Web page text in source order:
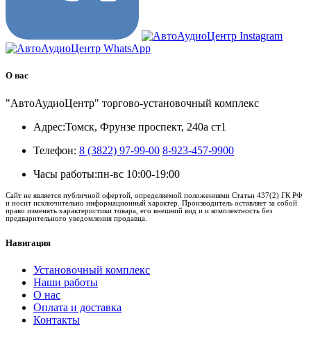
О нас
"АвтоАудиоЦентр" торгово-установочный комплекс
Адрес:Томск, Фрунзе проспект, 240а ст1
Телефон: 8 (3822) 97-99-00 8-923-457-9900
Часы работы:пн-вс 10:00-19:00
Сайт не является публичной офертой, определяемой положениями Статьи 437(2) ГК РФ
и носит исключительно информационный характер. Производитель оставляет за собой
право изменять характеристики товара, его внешний вид и и комплектность без
предварительного уведомления продавца.
Навигация
Установочный комплекс
Наши работы
О нас
Оплата и доставка
Контакты